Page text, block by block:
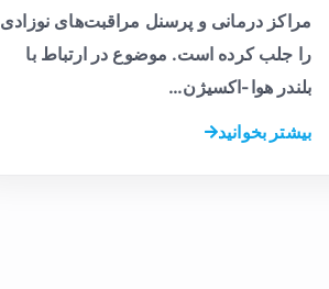
مراکز درمانی و پرسنل مراقبت‌های نوزادی
را جلب کرده است. موضوع در ارتباط با
بلندر هوا-اکسیژن…
بیشتر بخوانید